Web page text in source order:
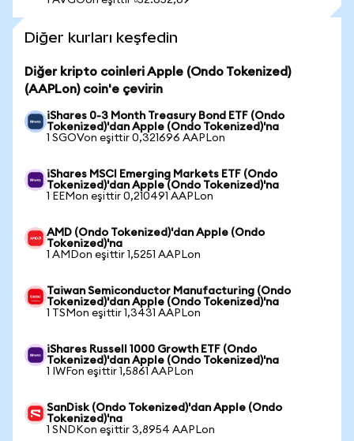
Diğer kurları keşfedin
Diğer kripto coinleri Apple (Ondo Tokenized)
(AAPLon) coin'e çevirin
iShares 0-3 Month Treasury Bond ETF (Ondo
Tokenized)'dan Apple (Ondo Tokenized)'na
1 SGOVon eşittir 0,321696 AAPLon
iShares MSCI Emerging Markets ETF (Ondo
Tokenized)'dan Apple (Ondo Tokenized)'na
1 EEMon eşittir 0,210491 AAPLon
AMD (Ondo Tokenized)'dan Apple (Ondo
Tokenized)'na
1 AMDon eşittir 1,5251 AAPLon
Taiwan Semiconductor Manufacturing (Ondo
Tokenized)'dan Apple (Ondo Tokenized)'na
1 TSMon eşittir 1,3431 AAPLon
iShares Russell 1000 Growth ETF (Ondo
Tokenized)'dan Apple (Ondo Tokenized)'na
1 IWFon eşittir 1,5861 AAPLon
SanDisk (Ondo Tokenized)'dan Apple (Ondo
Tokenized)'na
1 SNDKon eşittir 3,8954 AAPLon